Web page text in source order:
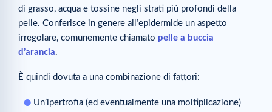
di grasso, acqua e tossine negli strati più profondi della
pelle. Conferisce in genere all’epidermide un aspetto
irregolare, comunemente chiamato pelle a buccia
d’arancia.
È quindi dovuta a una combinazione di fattori:
Un’ipertrofia (ed eventualmente una moltiplicazione)